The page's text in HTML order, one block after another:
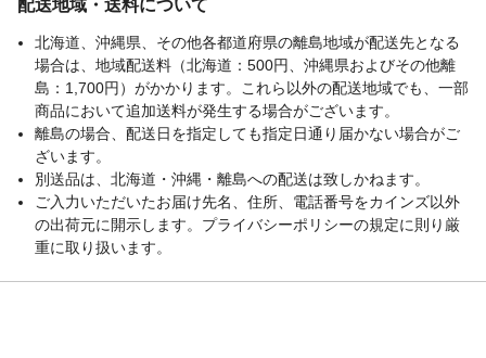
配送地域・送料について
北海道、沖縄県、その他各都道府県の離島地域が配送先となる
場合は、地域配送料（北海道：500円、沖縄県およびその他離
島：1,700円）がかかります。これら以外の配送地域でも、一部
商品において追加送料が発生する場合がございます。
離島の場合、配送日を指定しても指定日通り届かない場合がご
ざいます。
別送品は、北海道・沖縄・離島への配送は致しかねます。
ご入力いただいたお届け先名、住所、電話番号をカインズ以外
の出荷元に開示します。プライバシーポリシーの規定に則り厳
重に取り扱います。